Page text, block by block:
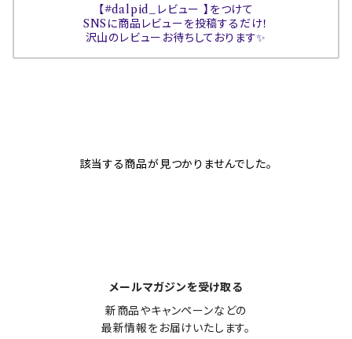
【#dalpid_レビュー 】をつけて
SNSに商品レビューを投稿するだけ！
沢山のレビューお待ちしております✨
該当する商品が見つかりませんでした。
メールマガジンを受け取る
新商品やキャンペーンなどの
最新情報をお届けいたします。